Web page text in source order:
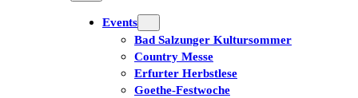
Events
Bad Salzunger Kultursommer
Country Messe
Erfurter Herbstlese
Goethe-Festwoche